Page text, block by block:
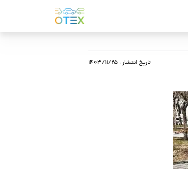
تاریخ انتشار: ۱۴۰۳/۱۱/۲۵